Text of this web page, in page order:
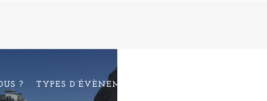
? TYPES D’ÉVÈNEMENTS